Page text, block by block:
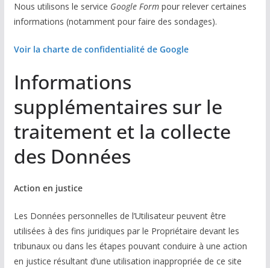
Nous utilisons le service Google Formpour relever certaines
informations (notamment pour faire des sondages).
Voir la charte de confidentialité de Google
Informations
supplémentaires sur le
traitement et la collecte
des Données
Action en justice
Les Données personnelles de l’Utilisateur peuvent être
utilisées à des fins juridiques par le Propriétaire devant les
tribunaux ou dans les étapes pouvant conduire à une action
en justice résultant d’une utilisation inappropriée de ce site